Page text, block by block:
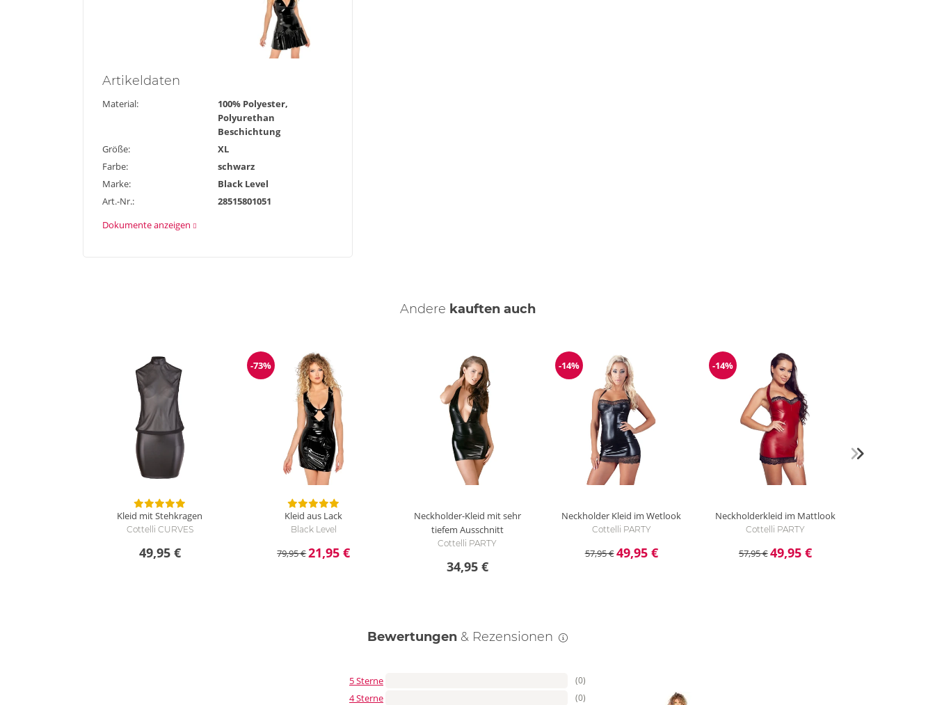
Artikeldaten
Material:
100% Polyester,
Polyurethan
Beschichtung
Größe:
XL
Farbe:
schwarz
Marke:
Black Level
Art.-Nr.:
28515801051
Dokumente anzeigen
Andere kauften auch
Kleid mit Stehkragen
Cottelli CURVES
49,95 €
Reduzierung
-73%
Kleid aus Lack
Black Level
79,95 €21,95 €
Neckholder-Kleid mit sehr
tiefem Ausschnitt
Cottelli PARTY
34,95 €
Reduzierung
-14%
Neckholder Kleid im Wetlook
Cottelli PARTY
57,95 €49,95 €
Reduzierung
-14%
Neckholderkleid im Mattlook
Cottelli PARTY
57,95 €49,95 €
Bewertungen & Rezensionen
5 Sterne (0)
4 Sterne (0)